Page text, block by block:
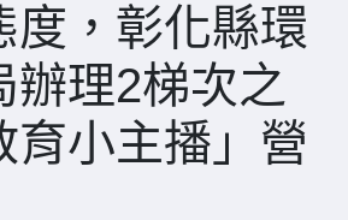
度，彰化縣環
辦理2梯次之
育小主播」營